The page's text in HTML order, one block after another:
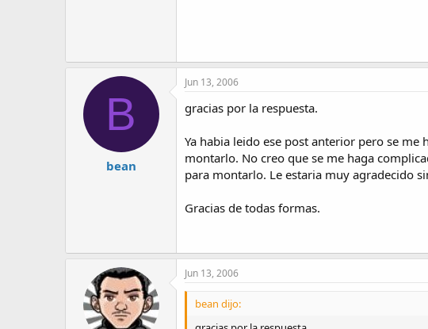
B
bean
Jun 13, 2006
gracias por la respuesta.
Ya habia leido ese post anterior pero se
montarlo. No creo que se me haga
para montarlo. Le estaria muy agradecido
Gracias de todas formas.
Jun 13, 2006
bean dijo: